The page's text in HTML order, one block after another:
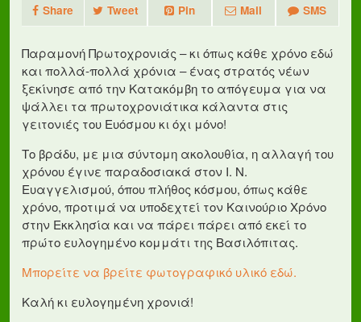
Share Tweet Pin Mail SMS
Παραμονή Πρωτοχρονιάς – κι όπως κάθε χρόνο εδώ
και πολλά-πολλά χρόνια – ένας στρατός νέων
ξεκίνησε από την Κατακόμβη το απόγευμα για να
ψάλλει τα πρωτοχρονιάτικα κάλαντα στις
γειτονιές του Ευόσμου κι όχι μόνο!
Το βράδυ, με μια σύντομη ακολουθία, η αλλαγή του
χρόνου έγινε παραδοσιακά στον Ι. Ν.
Ευαγγελισμού, όπου πλήθος κόσμου, όπως κάθε
χρόνο, προτιμά να υποδεχτεί τον Καινούριο Χρόνο
στην Εκκλησία και να πάρει πάρει από εκεί το
πρώτο ευλογημένο κομμάτι της Βασιλόπιτας.
Μπορείτε να βρείτε φωτογραφικό υλικό εδώ.
Καλή κι ευλογημένη χρονιά!